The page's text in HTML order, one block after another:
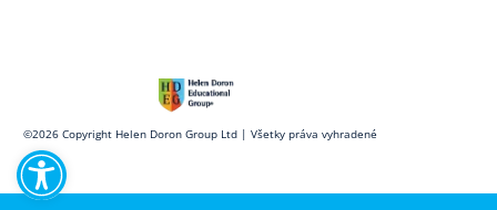
Open toolbar
©2026 Copyright Helen Doron Group Ltd | Všetky práva vyhradené